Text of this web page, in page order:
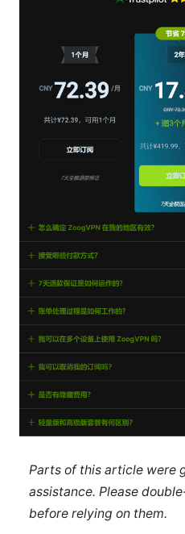
Parts of this article were
assistance. Please
before relying on them.